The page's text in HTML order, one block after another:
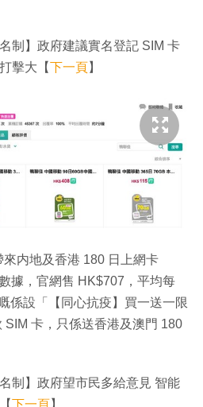
制】政府建議實名登記 SIM 卡
擊大【下一頁】
内地及香港 180 日上網卡
據，官網售 HK$707，平均每
係設「【同心抗疫】買一送一限
SIM 卡，只係送香港及澳門 180
制】政府望市民多給意見 智能
下一頁】